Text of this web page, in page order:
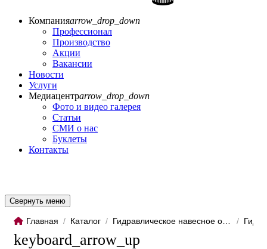
Компанияarrow_drop_down
Профессионал
Производство
Акции
Вакансии
Новости
Услуги
Медиацентрarrow_drop_down
Фото и видео галерея
Статьи
СМИ о нас
Буклеты
Контакты
Свернуть меню
Главная / Каталог / /
keyboard_arrow_up